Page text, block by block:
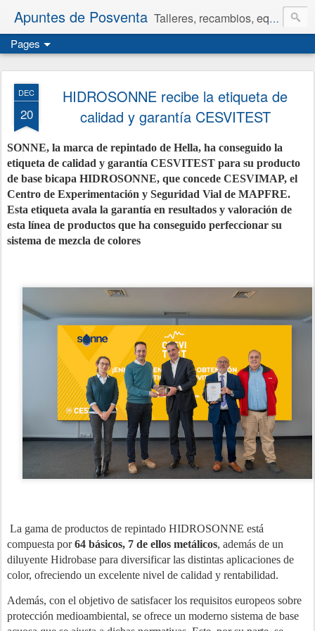
Apuntes de Posventa Talleres, recambios, equipamiento y neumáticos.
Pages
DEC
20
HIDROSONNE recibe la etiqueta de
calidad y garantía CESVITEST
SONNE, la marca de repintado de Hella, ha conseguido la
etiqueta de calidad y garantía CESVITEST para su producto
de base bicapa HIDROSONNE, que concede CESVIMAP, el
Centro de Experimentación y Seguridad Vial de MAPFRE.
Esta etiqueta avala la garantía en resultados y valoración de
esta línea de productos que ha conseguido perfeccionar su
sistema de mezcla de colores
La gama de productos de repintado HIDROSONNE está
compuesta por64 básicos, 7 de ellos metálicos, además de un
diluyente Hidrobase para diversificar las distintas aplicaciones de
color, ofreciendo un excelente nivel de calidad y rentabilidad.
Además, con el objetivo de satisfacer los requisitos europeos sobre
protección medioambiental, se ofrece un moderno sistema de base